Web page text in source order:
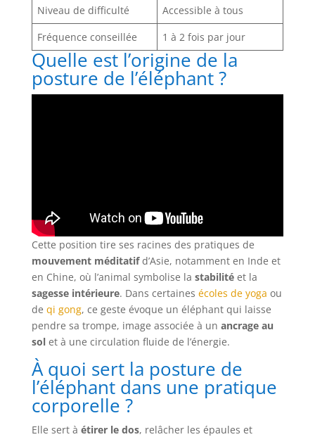
Niveau de difficulté
Accessible à tous
Fréquence conseillée
1 à 2 fois par jour
Quelle est l’origine de la
posture de l’éléphant ?
Cette position tire ses racines des pratiques de
mouvement méditatifd’Asie, notamment en Inde et
en Chine, où l’animal symbolise la stabilitéet la
sagesse intérieure. Dans certaines écoles de yoga ou
de qi gong, ce geste évoque un éléphant qui laisse
pendre sa trompe, image associée à un ancrage au
solet à une circulation fluide de l’énergie.
À quoi sert la posture de
l’éléphant dans une pratique
corporelle ?
Elle sert à étirer le dos, relâcher les épaules et